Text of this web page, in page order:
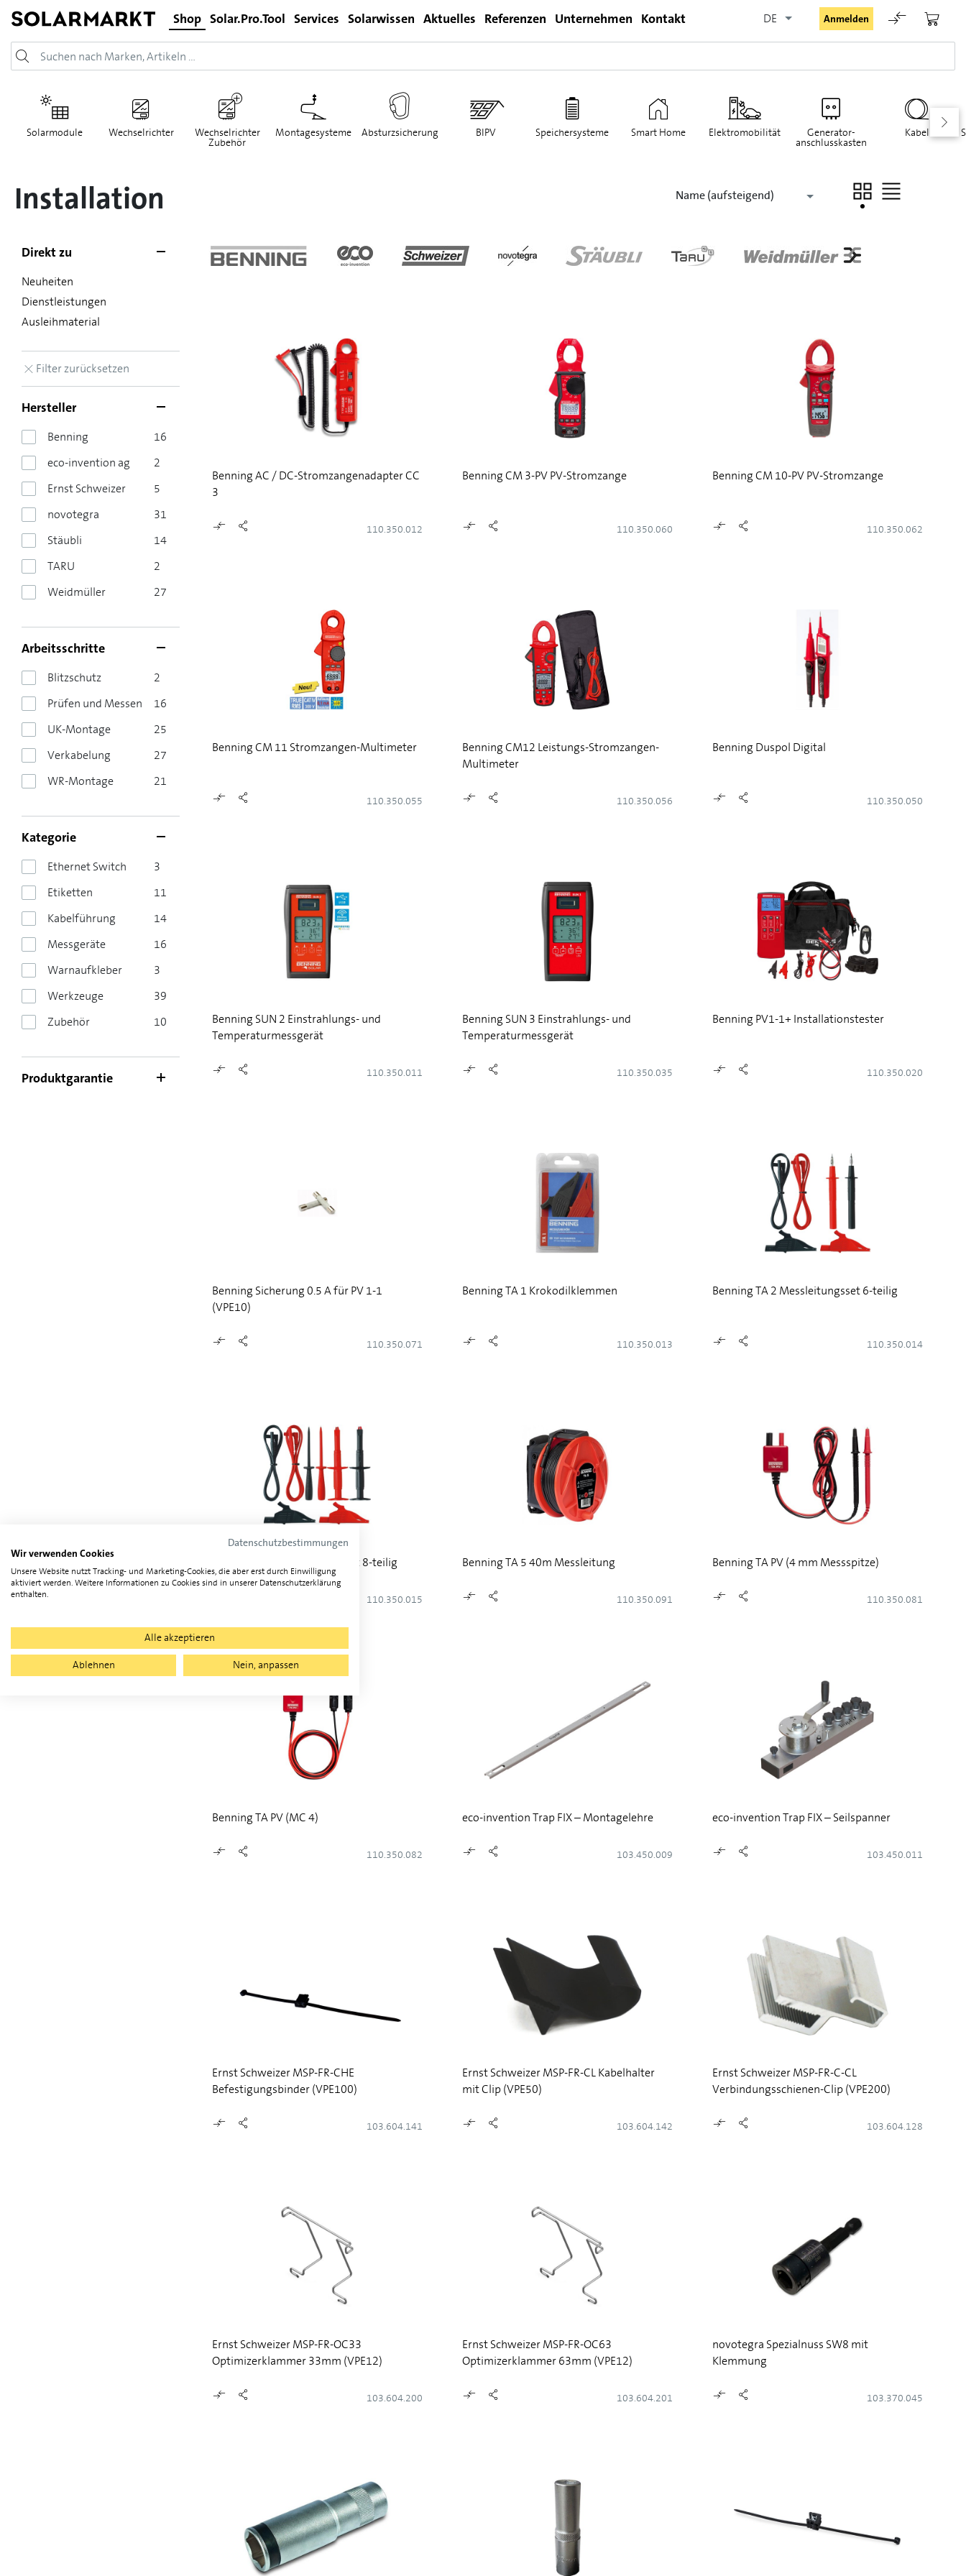
Shop Solar.Pro.Tool Services Solarwissen Aktuelles Referenzen Unternehmen Kontakt DE Anmelden
Login
Passwort vergessen
Solarmodule Wechselrichter Wechselrichter
Zubehör
Montagesysteme Absturzsicherung BIPV Speichersysteme Smart Home Elektromobilität Generator-
anschlusskasten
Kabel
Installation Name (aufsteigend)
Direkt zu
Neuheiten
Dienstleistungen
Ausleihmaterial
Filter zurücksetzen
Hersteller
Benning
16
eco-invention ag
2
Ernst Schweizer
5
novotegra
31
Stäubli
14
TARU
2
Weidmüller
27
Arbeitsschritte
Blitzschutz
2
Prüfen und Messen
16
UK-Montage
25
Verkabelung
27
WR-Montage
21
Kategorie
Ethernet Switch
3
Etiketten
11
Kabelführung
14
Messgeräte
16
Warnaufkleber
3
Werkzeuge
39
Zubehör
10
Produktgarantie
Benning AC / DC-Stromzangenadapter CC
3
110.350.012
Benning CM 3-PV PV-Stromzange
110.350.060
Benning CM 10-PV PV-Stromzange
110.350.062
Benning CM 11 Stromzangen-Multimeter
110.350.055
Benning CM12 Leistungs-Stromzangen-
Multimeter
110.350.056
Benning Duspol Digital
110.350.050
Benning SUN 2 Einstrahlungs- und
Temperaturmessgerät
110.350.011
Benning SUN 3 Einstrahlungs- und
Temperaturmessgerät
110.350.035
Benning PV1-1+ Installationstester
110.350.020
Benning Sicherung 0.5 A für PV 1-1
(VPE10)
110.350.071
Benning TA 1 Krokodilklemmen
110.350.013
Benning TA 2 Messleitungsset 6-teilig
110.350.014
Benning TA 3 Messleitungsset 8-teilig
110.350.015
Benning TA 5 40m Messleitung
110.350.091
Benning TA PV (4 mm Messspitze)
110.350.081
Benning TA PV (MC 4)
110.350.082
eco-invention Trap FIX – Montagelehre
103.450.009
eco-invention Trap FIX – Seilspanner
103.450.011
Ernst Schweizer MSP-FR-CHE
Befestigungsbinder (VPE100)
103.604.141
Ernst Schweizer MSP-FR-CL Kabelhalter
mit Clip (VPE50)
103.604.142
Ernst Schweizer MSP-FR-C-CL
Verbindungsschienen-Clip (VPE200)
103.604.128
Ernst Schweizer MSP-FR-OC33
Optimizerklammer 33mm (VPE12)
103.604.200
Ernst Schweizer MSP-FR-OC63
Optimizerklammer 63mm (VPE12)
103.604.201
novotegra Spezialnuss SW8 mit
Klemmung
103.370.045
Datenschutzbestimmungen
Wir verwenden Cookies
Unsere Website nutzt Tracking- und Marketing-Cookies, die aber erst durch Einwilligung
aktiviert werden. Weitere Informationen zu Cookies sind in unserer Datenschutzerklärung
enthalten.
Alle akzeptieren
Ablehnen
Nein, anpassen